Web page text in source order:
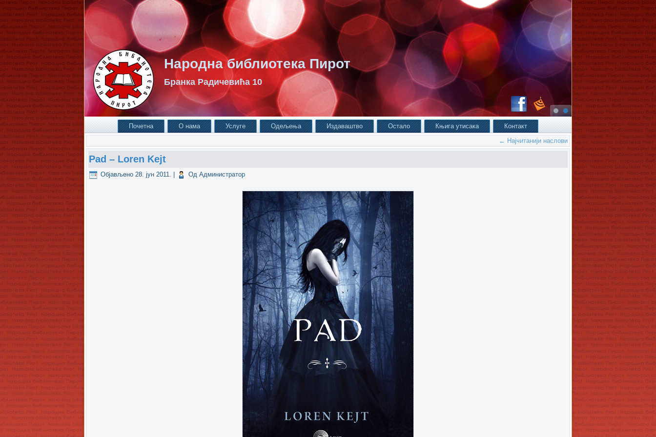
Народна библиотека Пирот
Бранка Радичевића 10
Почетна О нама Услуге Одељења Издаваштво Остало Књига утисака
Контакт
← Најчитанији наслови
Pad – Loren Kejt
Објављено 28. јун 2011. Од Администратор